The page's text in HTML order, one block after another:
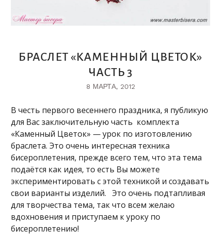
БРАСЛЕТ «КАМЕННЫЙ ЦВЕТОК»
ЧАСТЬ 3
8 МАРТА, 2012
В честь первого весеннего праздника, я публикую
для Вас заключительную часть комплекта
«Каменный Цветок» — урок по изготовлению
браслета. Это очень интересная техника
бисероплетения, прежде всего тем, что эта тема
подаётся как идея, то есть Вы можете
экспериментировать с этой техникой и создавать
свои варианты изделий. Это очень подтапливая
для творчества тема, так что всем желаю
вдохновения и приступаем к уроку по
бисероплетению!